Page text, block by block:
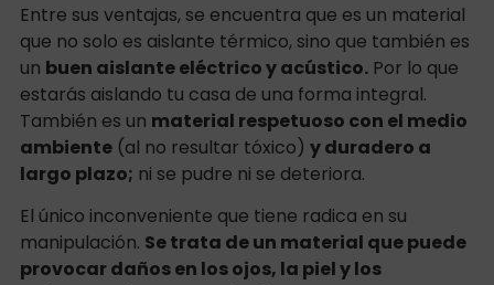
Entre sus ventajas, se encuentra que es un material
que no solo es aislante térmico, sino que también es
un buen aislante eléctrico y acústico.Por lo que
estarás aislando tu casa de una forma integral.
También es un material respetuoso con el medio
ambiente(al no resultar tóxico) y duradero a
largo plazo; ni se pudre ni se deteriora.
El único inconveniente que tiene radica en su
manipulación. Se trata de un material que puede
provocar daños en los ojos, la piel y los